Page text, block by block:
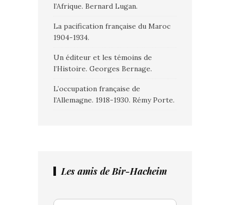
l’Afrique. Bernard Lugan.
La pacification française du Maroc
1904-1934.
Un éditeur et les témoins de
l’Histoire. Georges Bernage.
L’occupation française de
l’Allemagne. 1918-1930. Rémy Porte.
Les amis de Bir-Hacheim